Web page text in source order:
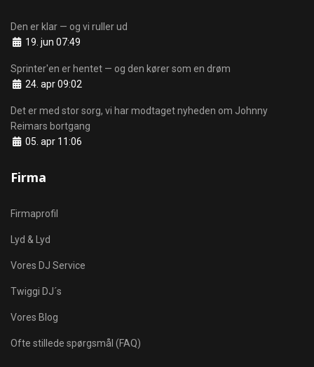
Den er klar — og vi ruller ud
Detaljer
19. jun 07:49
Sprinter'en er hentet — og den kører som en drøm
Detaljer
24. apr 09:02
Det er med stor sorg, vi har modtaget nyheden om Johnny
Reimars bortgang
Detaljer
05. apr 11:06
Firma
Firmaprofil
Lyd & Lyd
Vores DJ Service
Twiggi DJ´s
Vores Blog
Ofte stillede spørgsmål (FAQ)